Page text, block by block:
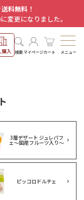
送料無料！
変更になりました。
購入 検索マイページカート メニュー
3層デザート ジュレパフ
ェ～国産フルーツ入り～
ピッコロドルチェ